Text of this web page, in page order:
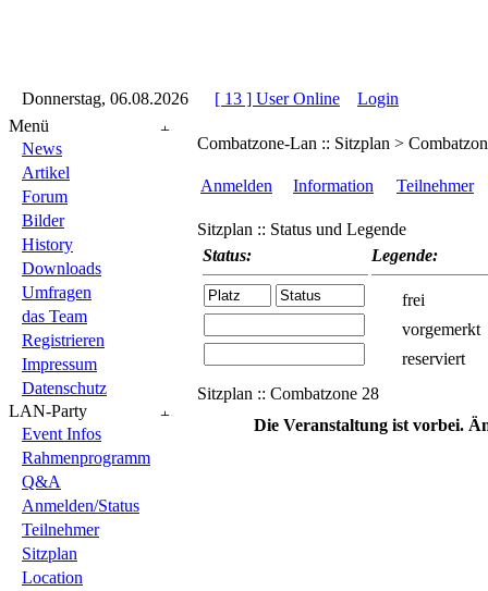
Donnerstag, 06.08.2026 [ 13 ] User Online Login
Menü
News
Artikel
Forum
Bilder
History
Downloads
Umfragen
das Team
Registrieren
Impressum
Datenschutz
LAN-Party
Event Infos
Rahmenprogramm
Q&A
Anmelden/Status
Teilnehmer
Sitzplan
Location
Combatzone-Lan :: Sitzplan >
Anmelden Information Teilnehmer
Sitzplan :: Status und Legende
Status:
Legende:
frei
vorgemerkt
reserviert
Sitzplan :: Combatzone 28
Die Veranstaltung ist vorbei.